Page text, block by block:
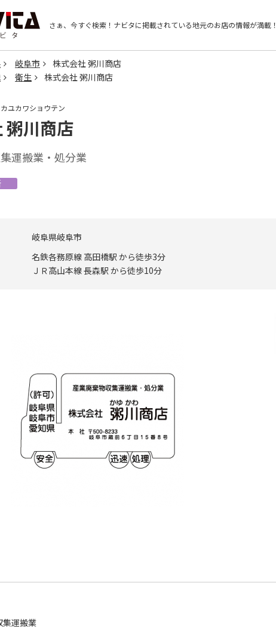
さぁ、今すぐ検索！ ナビタに掲載されている地元のお店の情報が満載！
岐阜市
株式会社 粥川商店
衛生 株式会社 粥川商店
ユカワショウテン
粥川商店
運搬業・処分業
岐阜県岐阜市
名鉄各務原線 高田橋駅 から徒歩3分
ＪＲ高山本線 長森駅 から徒歩10分
運搬業